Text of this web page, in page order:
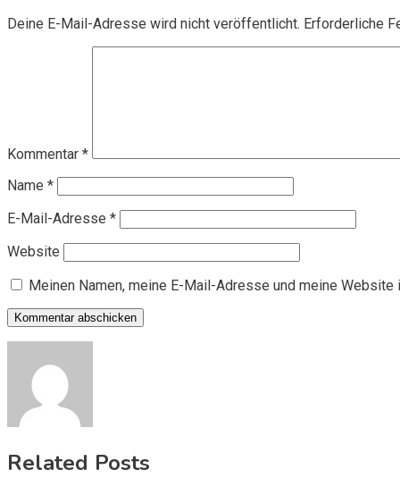
Deine E-Mail-Adresse wird nicht veröffentlicht. Erforderliche
Kommentar *
Name *
E-Mail-Adresse *
Website
Meinen Namen, meine E-Mail-Adresse und meine
Related Posts